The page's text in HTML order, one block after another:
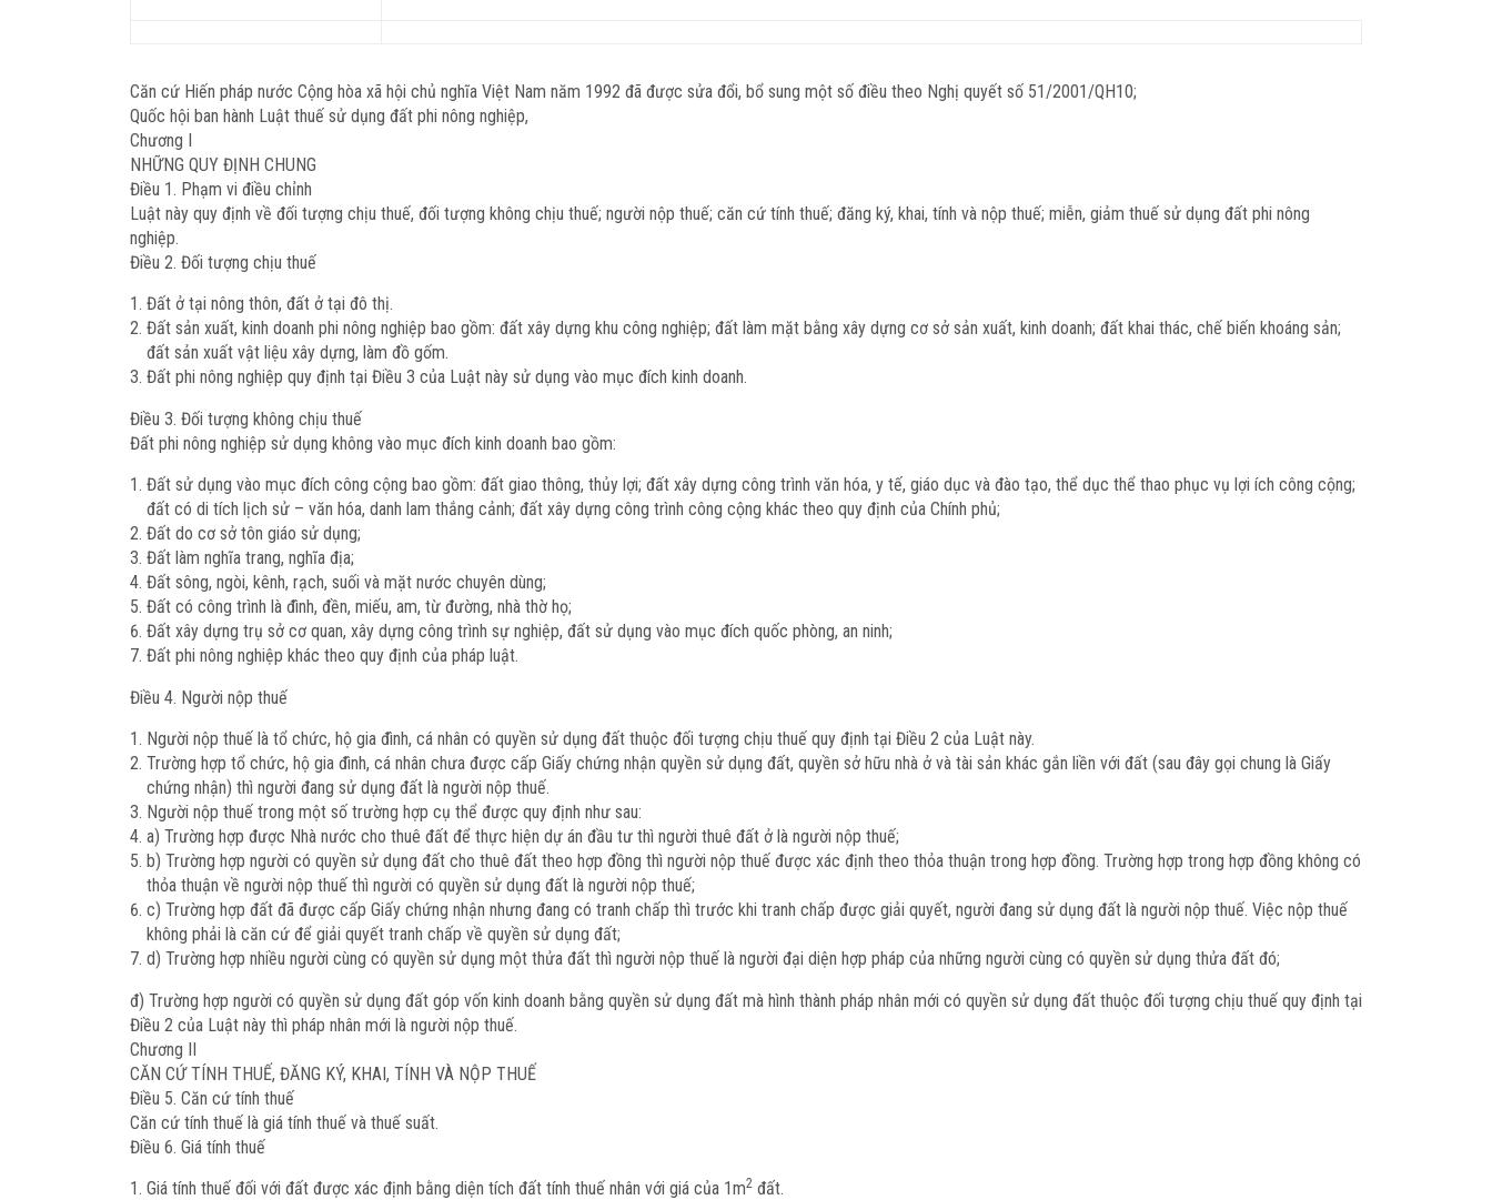
Căn cứ Hiến pháp nước Cộng hòa xã hội chủ nghĩa Việt Nam năm 1992 đã được sửa đổi, bổ sung một số điều theo Nghị quyết số 51/2001/QH10;
Quốc hội ban hành Luật thuế sử dụng đất phi nông nghiệp,
Chương I
NHỮNG QUY ĐỊNH CHUNG
Điều 1. Phạm vi điều chỉnh
Luật này quy định về đối tượng chịu thuế, đối tượng không chịu thuế; người nộp thuế; căn cứ tính thuế; đăng ký, khai, tính và nộp thuế; miễn, giảm thuế sử dụng đất phi nông
nghiệp.
Điều 2. Đối tượng chịu thuế
Đất ở tại nông thôn, đất ở tại đô thị.
Đất sản xuất, kinh doanh phi nông nghiệp bao gồm: đất xây dựng khu công nghiệp; đất làm mặt bằng xây dựng cơ sở sản xuất, kinh doanh; đất khai thác, chế biến khoáng sản;
đất sản xuất vật liệu xây dựng, làm đồ gốm.
Đất phi nông nghiệp quy định tại Điều 3 của Luật này sử dụng vào mục đích kinh doanh.
Điều 3. Đối tượng không chịu thuế
Đất phi nông nghiệp sử dụng không vào mục đích kinh doanh bao gồm:
Đất sử dụng vào mục đích công cộng bao gồm: đất giao thông, thủy lợi; đất xây dựng công trình văn hóa, y tế, giáo dục và đào tạo, thể dục thể thao phục vụ lợi ích công cộng;
đất có di tích lịch sử – văn hóa, danh lam thắng cảnh; đất xây dựng công trình công cộng khác theo quy định của Chính phủ;
Đất do cơ sở tôn giáo sử dụng;
Đất làm nghĩa trang, nghĩa địa;
Đất sông, ngòi, kênh, rạch, suối và mặt nước chuyên dùng;
Đất có công trình là đình, đền, miếu, am, từ đường, nhà thờ họ;
Đất xây dựng trụ sở cơ quan, xây dựng công trình sự nghiệp, đất sử dụng vào mục đích quốc phòng, an ninh;
Đất phi nông nghiệp khác theo quy định của pháp luật.
Điều 4. Người nộp thuế
Người nộp thuế là tổ chức, hộ gia đình, cá nhân có quyền sử dụng đất thuộc đối tượng chịu thuế quy định tại Điều 2 của Luật này.
Trường hợp tổ chức, hộ gia đình, cá nhân chưa được cấp Giấy chứng nhận quyền sử dụng đất, quyền sở hữu nhà ở và tài sản khác gắn liền với đất (sau đây gọi chung là Giấy
chứng nhận) thì người đang sử dụng đất là người nộp thuế.
Người nộp thuế trong một số trường hợp cụ thể được quy định như sau:
a) Trường hợp được Nhà nước cho thuê đất để thực hiện dự án đầu tư thì người thuê đất ở là người nộp thuế;
b) Trường hợp người có quyền sử dụng đất cho thuê đất theo hợp đồng thì người nộp thuế được xác định theo thỏa thuận trong hợp đồng. Trường hợp trong hợp đồng không có
thỏa thuận về người nộp thuế thì người có quyền sử dụng đất là người nộp thuế;
c) Trường hợp đất đã được cấp Giấy chứng nhận nhưng đang có tranh chấp thì trước khi tranh chấp được giải quyết, người đang sử dụng đất là người nộp thuế. Việc nộp thuế
không phải là căn cứ để giải quyết tranh chấp về quyền sử dụng đất;
d) Trường hợp nhiều người cùng có quyền sử dụng một thửa đất thì người nộp thuế là người đại diện hợp pháp của những người cùng có quyền sử dụng thửa đất đó;
đ) Trường hợp người có quyền sử dụng đất góp vốn kinh doanh bằng quyền sử dụng đất mà hình thành pháp nhân mới có quyền sử dụng đất thuộc đối tượng chịu thuế quy định tại
Điều 2 của Luật này thì pháp nhân mới là người nộp thuế.
Chương II
CĂN CỨ TÍNH THUẾ, ĐĂNG KÝ, KHAI, TÍNH VÀ NỘP THUẾ
Điều 5. Căn cứ tính thuế
Căn cứ tính thuế là giá tính thuế và thuế suất.
Điều 6. Giá tính thuế
Giá tính thuế đối với đất được xác định bằng diện tích đất tính thuế nhân với giá của 1m2 đất.